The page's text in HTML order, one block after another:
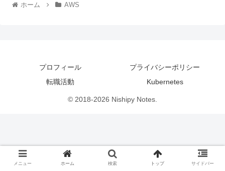
ホーム AWS
プロフィール
プライバシーポリシー
転職活動
Kubernetes
© 2018-2026 Nishipy Notes.
メニュー ホーム 検索 トップ サイドバー